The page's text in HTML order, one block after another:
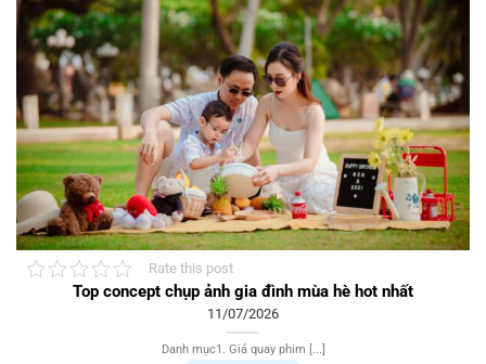
Rate this post
Top concept chụp ảnh gia đình mùa hè hot nhất
11/07/2026
Danh mục1. Giá quay phim [...]